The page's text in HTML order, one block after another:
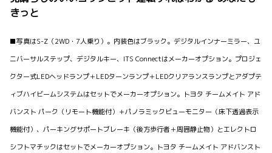
きっと
■写真はS-Z（2WD・7人乗り）。内装色はブラック。デジタルインナーミラー、ユ
ニバーサルステップ、デジタルキー、ITS Connectはメーカーオプション。プロジェ
クター式LEDヘッドランプ＋LEDターンランプ＋LEDクリアランスランプとアダプテ
ィブハイビームシステムはセットでメーカーオプション。トヨタ チームメイト アド
バンスト パーク（リモート機能付）＋パノラミックビューモニター（床下透過表示
機能付）、パーキングサポートブレーキ（後方歩行者＋周囲静止物）とエレクトロ
シフトマチックはセットでメーカーオプション。トヨタ チームメイト アドバンスト